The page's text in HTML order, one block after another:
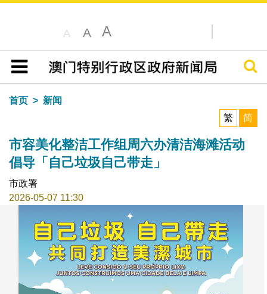
A A A
目录
搜寻
首页
新闻
繁
简
市容美化整洁工作组周六办清洁海滩活动
倡导「自己垃圾自己带走」
市政署
2026-05-07 11:30